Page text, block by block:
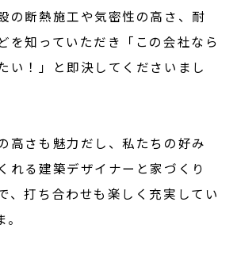
の断熱施工や気密性の高さ、耐
を知っていただき「この会社なら
い！」と即決してくださいまし
高さも魅力だし、私たちの好み
れる建築デザイナーと家づくり
、打ち合わせも楽しく充実してい